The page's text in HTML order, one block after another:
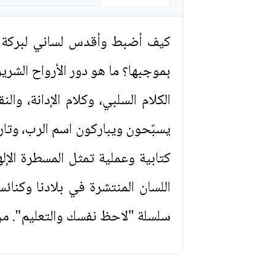
كيف أضبط وأقدس لساني لبركة
بموجبها؟ ما هو دور الأرواح
الكلام السلبي، وكلام الإدانة،
يسبّحون ويباركون اسم الرب،
كتابية وعملية تمثل المسطرة
اللسان المنتشرة في بلادنا
سلسلة "لاحظ نفسك والتعليم".